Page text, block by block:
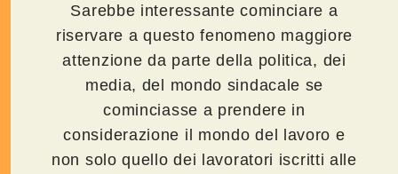
Sarebbe interessante cominciare a
riservare a questo fenomeno maggiore
attenzione da parte della politica, dei
media, del mondo sindacale se
cominciasse a prendere in
considerazione il mondo del lavoro e
non solo quello dei lavoratori iscritti alle